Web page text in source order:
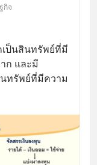
กิจ
ป็นสินทรัพย์ที่มี
ก และมี
ทรัพย์ที่มีความ